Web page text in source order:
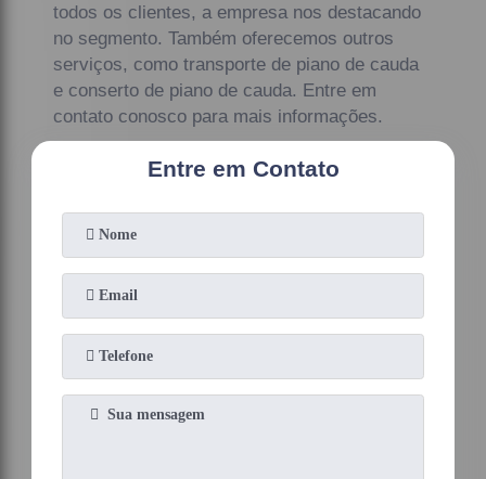
todos os clientes, a empresa nos destacando
no segmento. Também oferecemos outros
serviços, como transporte de piano de cauda
e conserto de piano de cauda. Entre em
contato conosco para mais informações.
Entre em Contato